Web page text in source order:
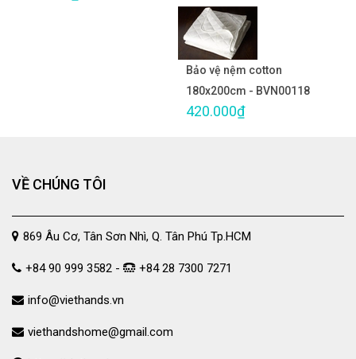
Bảo vệ nệm cotton
180x200cm - BVN00118
420.000₫
VỀ CHÚNG TÔI
869 Âu Cơ, Tân Sơn Nhì, Q. Tân Phú Tp.HCM
+84 90 999 3582 - +84 28 7300 7271
info@viethands.vn
viethandshome@gmail.com